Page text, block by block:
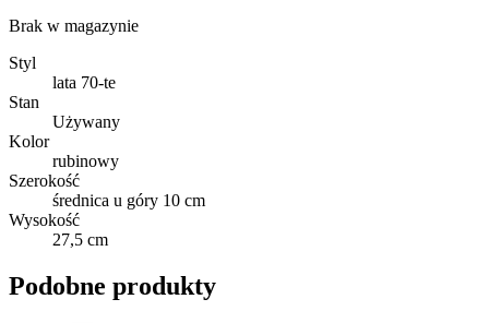
Brak w magazynie
Styl
lata 70-te
Stan
Używany
Kolor
rubinowy
Szerokość
średnica u góry 10 cm
Wysokość
27,5 cm
Podobne produkty